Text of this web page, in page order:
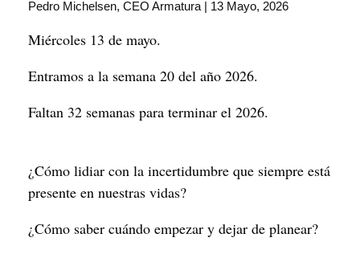
Pedro Michelsen, CEO Armatura | 13 Mayo, 2026
Miércoles 13 de mayo.
Entramos a la semana 20 del año 2026.
Faltan 32 semanas para terminar el 2026.
¿Cómo lidiar con la incertidumbre que siempre está
presente en nuestras vidas?
¿Cómo saber cuándo empezar y dejar de planear?